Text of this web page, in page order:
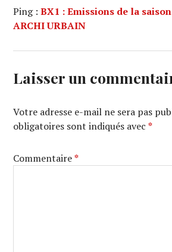
Ping :BX1 : Emissions de la
ARCHI URBAIN
Laisser un
Votre adresse e-mail ne sera pas
obligatoires sont indiqués avec*
Commentaire*